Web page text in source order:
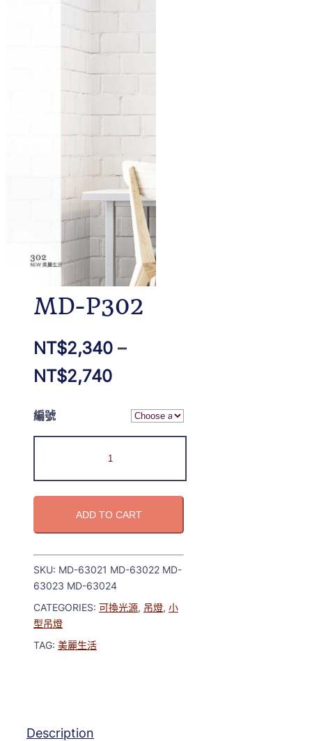
MD-P302
NT$2,340 –
NT$2,740
編號
ADD TO CART
SKU: MD-63021 MD-63022 MD-
63023 MD-63024
CATEGORIES: 可換光源, 吊燈, 小
型吊燈
TAG: 美麗生活
Description